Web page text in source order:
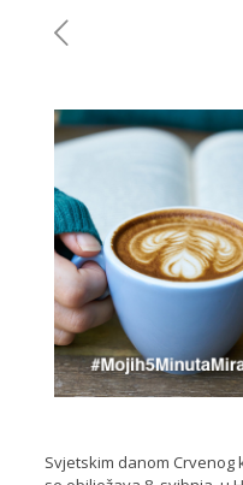
Svjetskim danom Crvenog